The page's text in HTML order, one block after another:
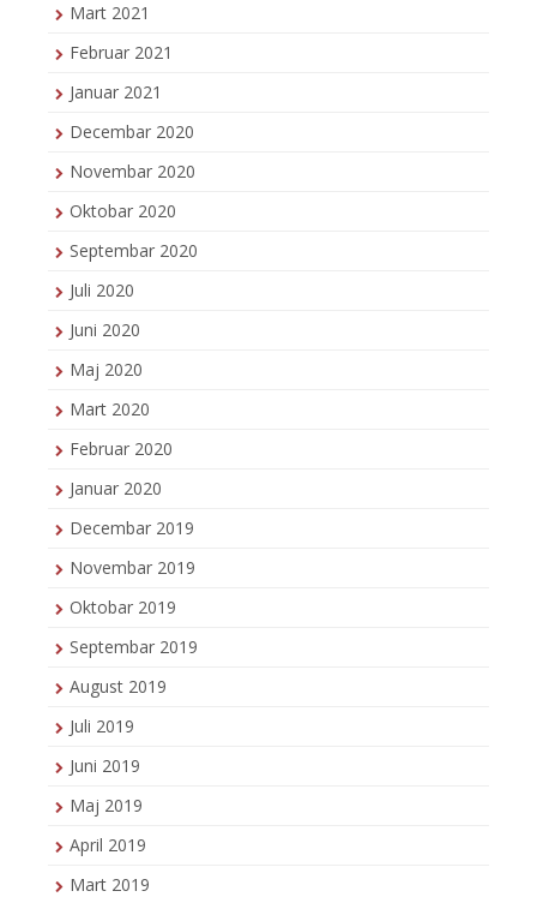
Mart 2021
Februar 2021
Januar 2021
Decembar 2020
Novembar 2020
Oktobar 2020
Septembar 2020
Juli 2020
Juni 2020
Maj 2020
Mart 2020
Februar 2020
Januar 2020
Decembar 2019
Novembar 2019
Oktobar 2019
Septembar 2019
August 2019
Juli 2019
Juni 2019
Maj 2019
April 2019
Mart 2019